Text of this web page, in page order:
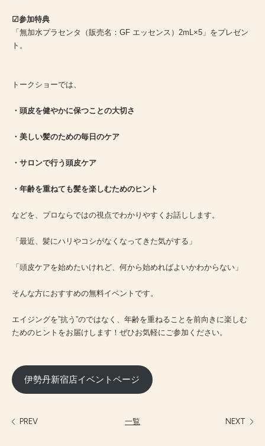
☑︎参加特典
「無加水プラセンタ（販売名：GF エッセンス）2mL×5」をプレゼン
ト。
トークショーでは、
・頭皮を健やかに保つことの大切さ
・美しい髪のための毎日のケア
・サロンで行う頭皮ケア
・年齢を重ねても髪を楽しむためのヒント
などを、プロならではの視点でわかりやすくお話しします。
「最近、髪にハリやコシがなくなってきた気がする」
「頭皮ケアを始めたいけれど、何から始めればよいかわからない」
そんな方におすすめの無料イベントです。
エイジングを”抗う”のではなく、年齢を重ねることを前向きに楽しむ
ためのヒントをお届けします！ぜひお気軽にご参加ください。
伊勢丹新宿店イベントページ
PREV 一覧 NEXT